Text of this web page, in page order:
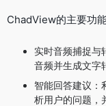
ChadView的主要功
实时音频捕捉与
音频并生成文字
智能回答建议：
析用户的问题，